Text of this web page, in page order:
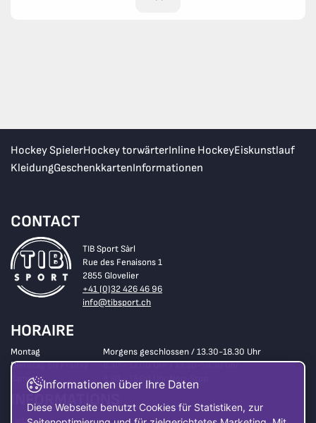
Hockey SpielerHockey torwärterInline HockeyEiskunstlauf
KleidungGeschenkkartenInformationen
CONTACT
TIB Sport Sàrl
Rue des Fenaisons 1
2855 Glovelier
+41 (0)32 426 46 96
info@tibsport.ch
HORAIRE
Montag
Morgens geschlossen / 13.30-18.30 Uhr
Dienstag bis Freitag
8.30 - 12.00 Uhr / 13.30-18.30 Uhr
Samstag
8.30 - 16.00 Uhr Non-Stop
INFORMATIONS
Informationen über Ihre Daten
Diese Webseite benutzt Cookies für Statistiken, zur